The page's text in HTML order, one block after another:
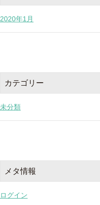
2020年1月
カテゴリー
未分類
メタ情報
ログイン